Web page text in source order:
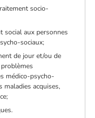
socio-
social aux personnes
sociaux;
de jour et/ou de
médico-psycho-
maladies acquises,